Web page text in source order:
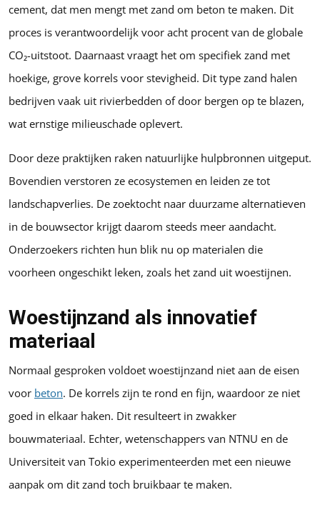
cement, dat men mengt met zand om beton te maken. Dit
proces is verantwoordelijk voor acht procent van de globale
CO₂-uitstoot. Daarnaast vraagt het om specifiek zand met
hoekige, grove korrels voor stevigheid. Dit type zand halen
bedrijven vaak uit rivierbedden of door bergen op te blazen,
wat ernstige milieuschade oplevert.
Door deze praktijken raken natuurlijke hulpbronnen uitgeput.
Bovendien verstoren ze ecosystemen en leiden ze tot
landschapverlies. De zoektocht naar duurzame alternatieven
in de bouwsector krijgt daarom steeds meer aandacht.
Onderzoekers richten hun blik nu op materialen die
voorheen ongeschikt leken, zoals het zand uit woestijnen.
Woestijnzand als innovatief
materiaal
Normaal gesproken voldoet woestijnzand niet aan de eisen
voor beton. De korrels zijn te rond en fijn, waardoor ze niet
goed in elkaar haken. Dit resulteert in zwakker
bouwmateriaal. Echter, wetenschappers van NTNU en de
Universiteit van Tokio experimenteerden met een nieuwe
aanpak om dit zand toch bruikbaar te maken.